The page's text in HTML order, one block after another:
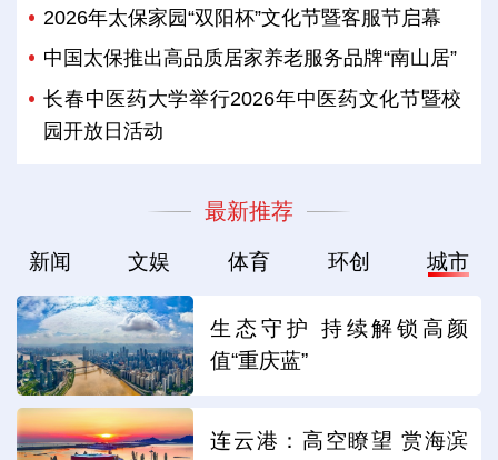
2026年太保家园“双阳杯”文化节暨客服节启幕
中国太保推出高品质居家养老服务品牌“南山居”
长春中医药大学举行2026年中医药文化节暨校
园开放日活动
最新推荐
新闻 文娱 体育 环创 城市
生态守护 持续解锁高颜
值“重庆蓝”
连云港：高空瞭望 赏海滨